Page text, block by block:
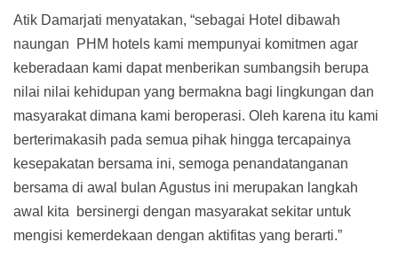
Atik Damarjati menyatakan, “sebagai Hotel dibawah
naungan PHM hotels kami mempunyai komitmen agar
keberadaan kami dapat menberikan sumbangsih berupa
nilai nilai kehidupan yang bermakna bagi lingkungan dan
masyarakat dimana kami beroperasi. Oleh karena itu kami
berterimakasih pada semua pihak hingga tercapainya
kesepakatan bersama ini, semoga penandatanganan
bersama di awal bulan Agustus ini merupakan langkah
awal kita bersinergi dengan masyarakat sekitar untuk
mengisi kemerdekaan dengan aktifitas yang berarti.”